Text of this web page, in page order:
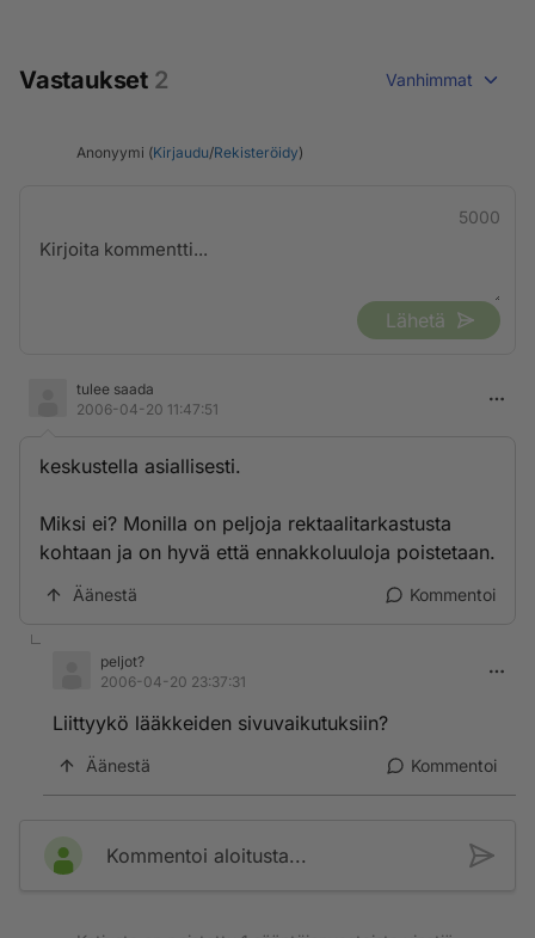
Vastaukset 2 Vanhimmat
Anonyymi (Kirjaudu/Rekisteröidy)
5000
Lähetä
tulee saada
2006-04-20 11:47:51
keskustella asiallisesti.
Miksi ei? Monilla on peljoja rektaalitarkastusta
kohtaan ja on hyvä että ennakkoluuloja poistetaan.
Äänestä Kommentoi
peljot?
2006-04-20 23:37:31
Liittyykö lääkkeiden sivuvaikutuksiin?
Äänestä Kommentoi
Kommentoi aloitusta...